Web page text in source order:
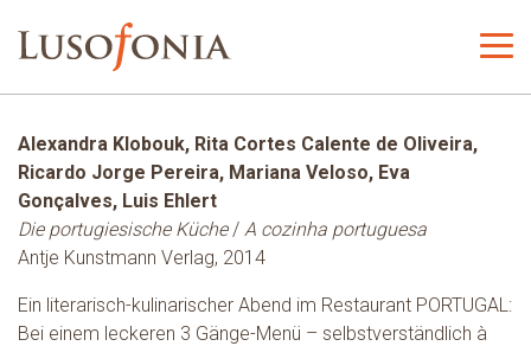
Alexandra Klobouk, Rita Cortes Calente de Oliveira,
Ricardo Jorge Pereira, Mariana Veloso, Eva
Gonçalves, Luis Ehlert
Die portugiesische Küche/ A cozinha portuguesa
Antje Kunstmann Verlag, 2014
Ein literarisch-kulinarischer Abend im Restaurant PORTUGAL:
Bei einem leckeren 3 Gänge-Menü – selbstverständlich à